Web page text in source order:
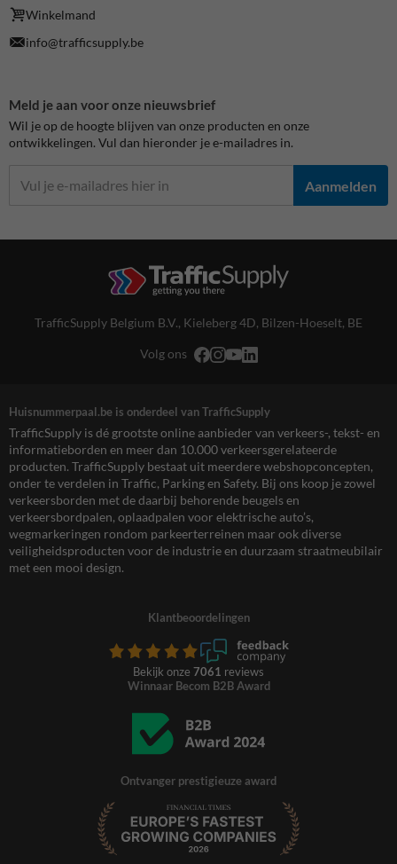
Winkelmand
info@trafficsupply.be
Meld je aan voor onze nieuwsbrief
Wil je op de hoogte blijven van onze producten en onze
ontwikkelingen. Vul dan hieronder je e-mailadres in.
Aanmelden
TrafficSupply Belgium B.V., Kieleberg 4D, Bilzen-Hoeselt, BE
Volg ons
Huisnummerpaal.be is onderdeel van TrafficSupply
TrafficSupply is dé grootste online aanbieder van verkeers-, tekst- en
informatieborden en meer dan 10.000 verkeersgerelateerde
producten. TrafficSupply bestaat uit meerdere webshopconcepten,
onder te verdelen in Traffic, Parking en Safety. Bij ons koop je zowel
verkeersborden met de daarbij behorende beugels en
verkeersbordpalen, oplaadpalen voor elektrische auto’s,
wegmarkeringen rondom parkeerterreinen maar ook diverse
veiligheidsproducten voor de industrie en duurzaam straatmeubilair
met een mooi design.
Klantbeoordelingen
Bekijk onze 7061 reviews
Winnaar Becom B2B Award
Ontvanger prestigieuze award